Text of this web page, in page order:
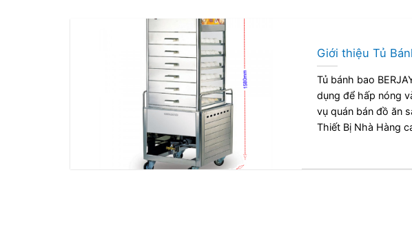
Giới thiệu Tủ
Tủ bánh bao
dụng để hấp nóng
vụ quán bán đồ ăn
Thiết Bị Nhà Hàng